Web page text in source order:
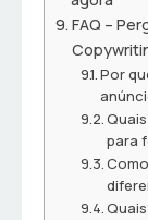
FAQ –
Por
para